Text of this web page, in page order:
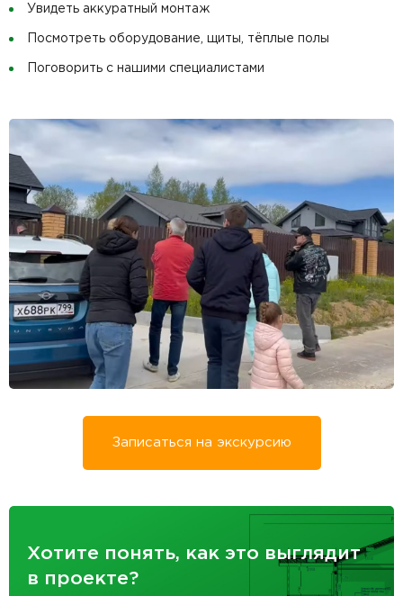
Увидеть аккуратный монтаж
Посмотреть оборудование, щиты, тёплые полы
Поговорить с нашими специалистами
Записаться на экскурсию
Хотите понять, как это выглядит
в проекте?